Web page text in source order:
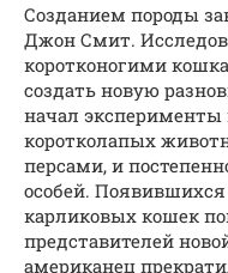
Созданием породы
Джон Смит.
коротконогими
создать новую
начал
коротколапых
персами, и
особей. Появившихся
карликовых кошек
представителей
американец